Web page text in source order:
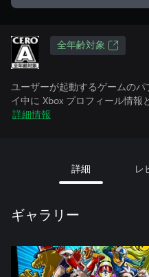
全年齢対象
ユーザーが起動するゲームの
イ中に Xbox プロフィール情報
詳細情報
詳細 レ
ギャラリー